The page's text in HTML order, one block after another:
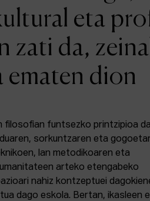
eta
zati da,
ematen dion
filosofian funtsezko printzipioa da
sorkuntzaren eta
lan metodikoaren eta
arteko etengabeko
nahiz kontzeptuei
dago eskola. Bertan, ikasleen